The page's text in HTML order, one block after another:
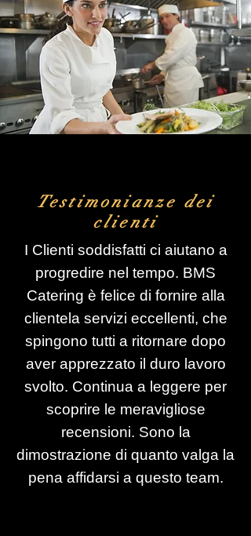
Testimonianze dei
clienti
I Clienti soddisfatti ci aiutano a
progredire nel tempo. BMS
Catering è felice di fornire alla
clientela servizi eccellenti, che
spingono tutti a ritornare dopo
aver apprezzato il duro lavoro
svolto. Continua a leggere per
scoprire le meravigliose
recensioni. Sono la
dimostrazione di quanto valga la
pena affidarsi a questo team.